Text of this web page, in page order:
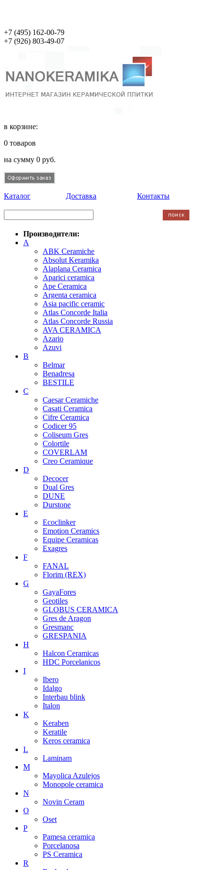
+7 (495) 162-00-79
+7 (926) 803-49-07
в корзине:
0 товаров
на сумму 0 руб.
Каталог Доставка Контакты
Производители:
A
ABK Ceramiche
Absolut Keramika
Alaplana Ceramica
Aparici ceramica
Ape Ceramica
Argenta ceramica
Asia pacific ceramic
Atlas Concorde Italia
Atlas Concorde Russia
AVA CERAMICA
Azario
Azuvi
B
Belmar
Benadresa
BESTILE
C
Caesar Ceramiche
Casati Ceramica
Cifre Ceramica
Codicer 95
Coliseum Gres
Colortile
COVERLAM
Creo Ceramique
D
Decocer
Dual Gres
DUNE
Durstone
E
Ecoclinker
Emotion Ceramics
Equipe Ceramicas
Exagres
F
FANAL
Florim (REX)
G
GayaFores
Geotiles
GLOBUS CERAMICA
Gres de Aragon
Gresmanc
GRESPANIA
H
Halcon Ceramicas
HDC Porcelanicos
I
Ibero
Idalgo
Interbau blink
Italon
K
Keraben
Keratile
Keros ceramica
L
Laminam
M
Mayolica Azulejos
Monopole ceramica
N
Novin Ceram
O
Oset
P
Pamesa ceramica
Porcelanosa
PS Ceramica
R